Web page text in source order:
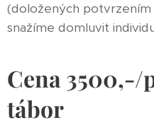
(doložených
snažíme domluvit
Cena
tábor